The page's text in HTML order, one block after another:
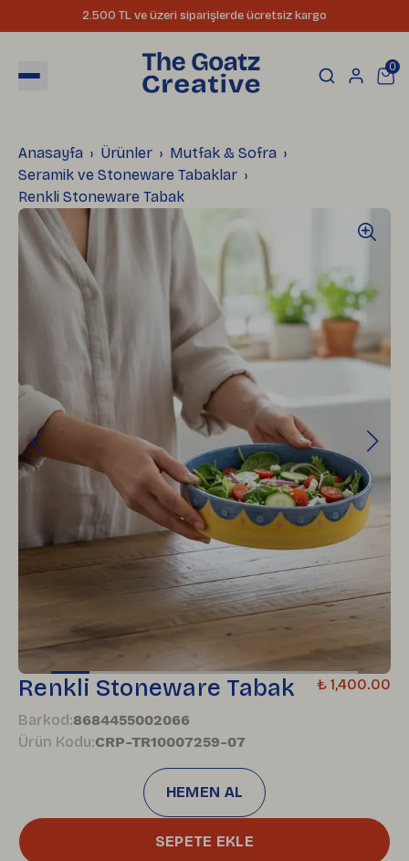
2.500 TL ve üzeri siparişlerde ücretsiz kargo
0
Anasayfa Ürünler
Mutfak & Sofra
Seramik ve Stoneware Tabaklar
Renkli Stoneware Tabak
Renkli Stoneware Tabak ₺ 1,400.00
Barkod:8684455002066
Ürün Kodu:CRP-TR10007259-07
HEMEN AL
SEPETE EKLE